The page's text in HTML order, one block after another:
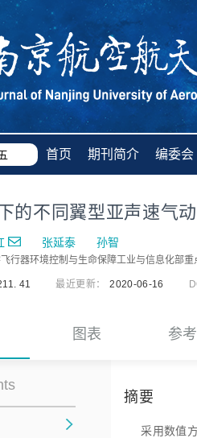
首页 期刊简介 编委会
的不同翼型亚声速气
张延泰 孙智
行器环境控制与生命保障工业与信息化部
41 最近更新： 2020-06-16
图表 参
摘要
采用数值